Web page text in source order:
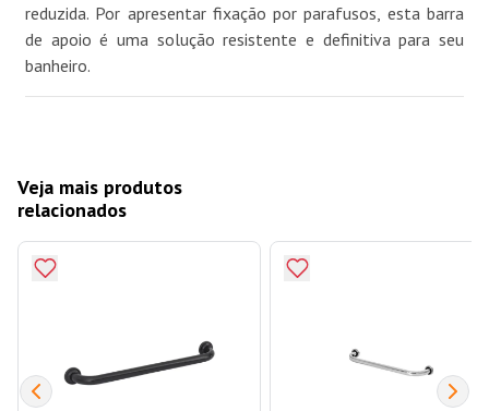
reduzida. Por apresentar fixação por parafusos, esta barra
de apoio é uma solução resistente e definitiva para seu
banheiro.
Veja mais produtos
relacionados